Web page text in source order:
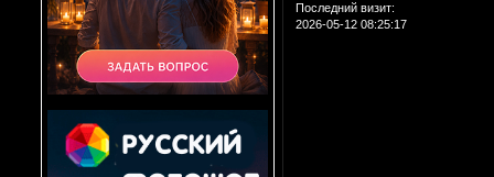
Последний визит:
2026-05-12 08:25:17